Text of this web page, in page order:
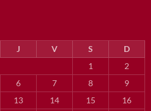
J V S
D
1
2
6 7 8
9
13 14 15 16